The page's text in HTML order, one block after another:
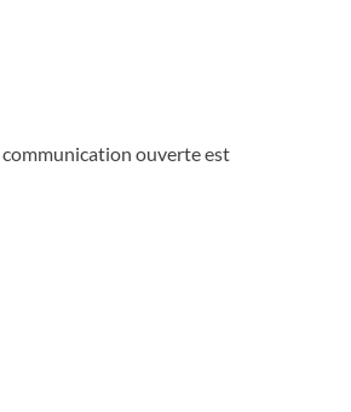
communication ouverte est